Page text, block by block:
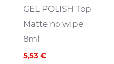
GEL POLISH Top
Matte no wipe
8ml
5,53 €